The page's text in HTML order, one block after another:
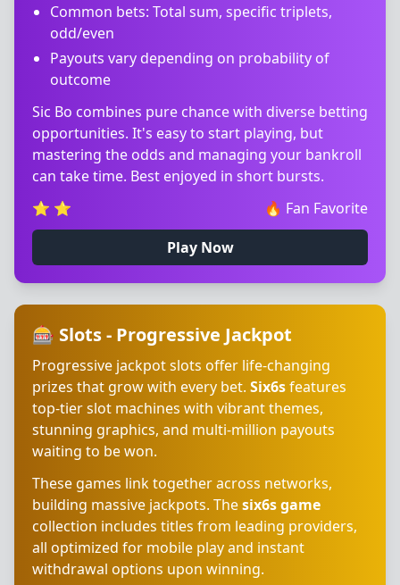
Common bets: Total sum, specific triplets,
odd/even
Payouts vary depending on probability of
outcome
Sic Bo combines pure chance with diverse betting
opportunities. It's easy to start playing, but
mastering the odds and managing your bankroll
can take time. Best enjoyed in short bursts.
⭐ ⭐ 🔥 Fan Favorite
Play Now
🎰 Slots - Progressive Jackpot
Progressive jackpot slots offer life-changing
prizes that grow with every bet. Six6sfeatures
top-tier slot machines with vibrant themes,
stunning graphics, and multi-million payouts
waiting to be won.
These games link together across networks,
building massive jackpots. Thesix6s game
collection includes titles from leading providers,
all optimized for mobile play and instant
withdrawal options upon winning.